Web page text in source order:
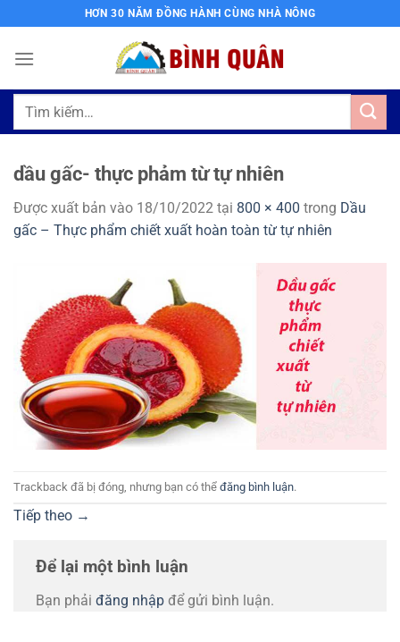
qua
nội
HƠN 30 NĂM ĐỒNG HÀNH CÙNG NHÀ NÔNG
Tìm
dầu gấc- thực phảm từ tự nhiên
Được xuất bản vào 18/10/2022 tại 800 × 400 trong Dầu
gấc – Thực phẩm chiết xuất hoàn toàn từ tự nhiên
Trackback đã bị đóng, nhưng bạn có thể đăng bình luận.
Tiếp theo →
Để lại một bình luận
Bạn phải đăng nhập để gửi bình luận.